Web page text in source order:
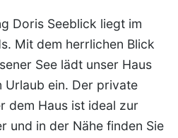
Doris Seeblick liegt im
Mit dem herrlichen Blick
See lädt unser Haus
Urlaub ein. Der private
dem Haus ist ideal zur
und in der Nähe finden Sie